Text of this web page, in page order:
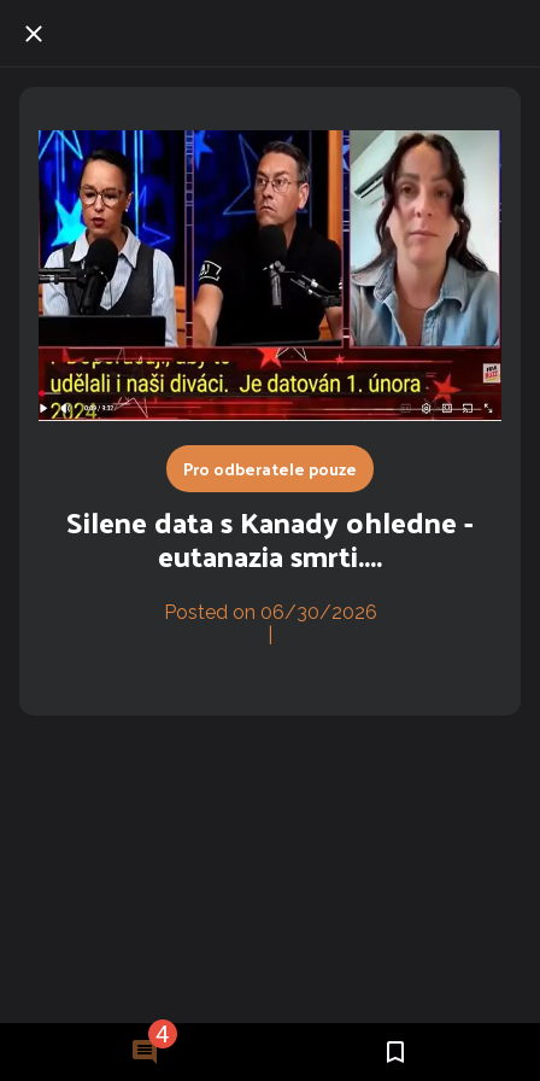
Pro odberatele pouze
Silene data s Kanady ohledne -
eutanazia smrti....
Posted on 06/30/2026
4